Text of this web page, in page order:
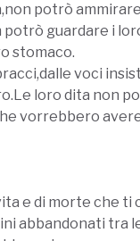
potrò
guardare i
stomaco.
voci
loro dita non
vorrebbero
e di morte che
abbandonati tra